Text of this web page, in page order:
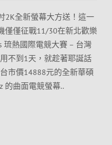
2K全新螢幕大方送！這一
僅僅征戰11/30在新北歡樂
琉熱國際電競大賽 – 台灣
不到1天，就趁著耶誕話
市價14888元的全新華碩
的曲面電競螢幕..